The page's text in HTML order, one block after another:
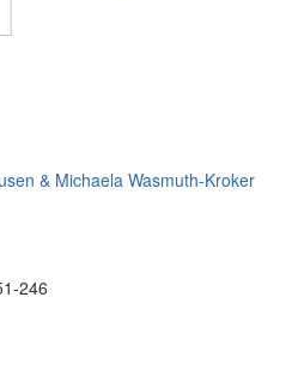
& Michaela Wasmuth-Kroker
246